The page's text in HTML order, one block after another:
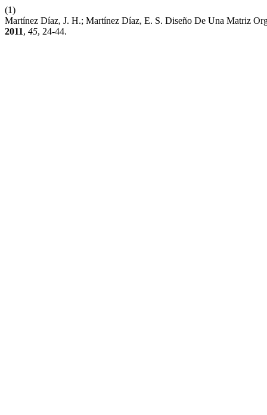
(1)
Martínez Díaz, J. H.; Martínez Díaz, E. S. Diseño De Una Matriz
2011, 45, 24-44.